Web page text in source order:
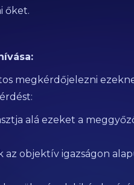
őket.
megkérdőjelezni
alá ezeket a
az objektív igazságon